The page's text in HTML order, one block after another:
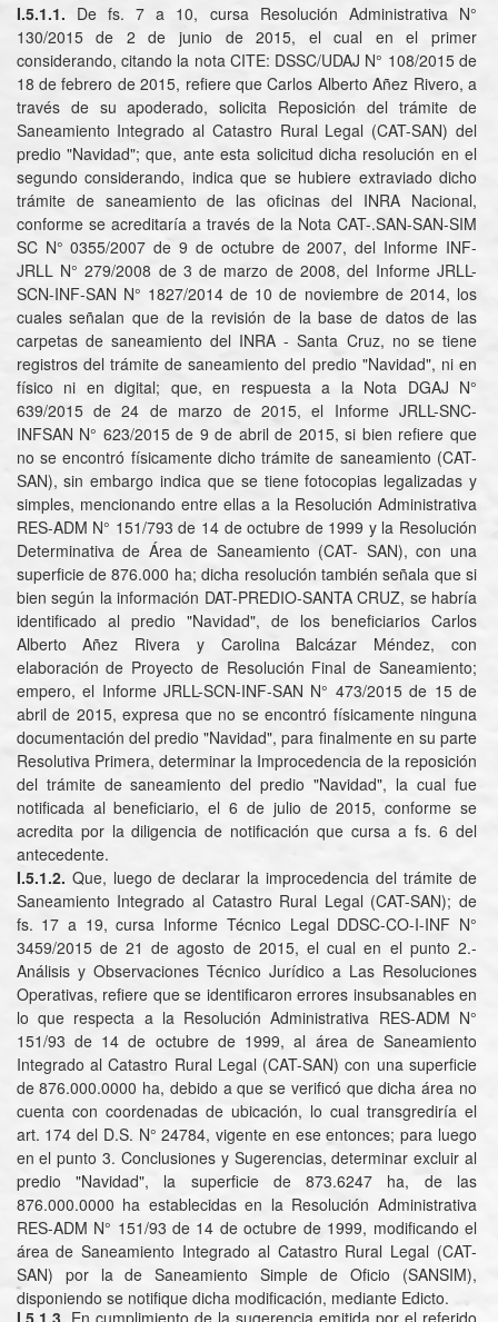
I.5.1.1. De fs. 7 a 10, cursa Resolución Administrativa N°
130/2015 de 2 de junio de 2015, el cual en el primer
considerando, citando la nota CITE: DSSC/UDAJ N° 108/2015 de
18 de febrero de 2015, refiere que Carlos Alberto Añez Rivero, a
través de su apoderado, solicita Reposición del trámite de
Saneamiento Integrado al Catastro Rural Legal (CAT-SAN) del
predio "Navidad"; que, ante esta solicitud dicha resolución en el
segundo considerando, indica que se hubiere extraviado dicho
trámite de saneamiento de las oficinas del INRA Nacional,
conforme se acreditaría a través de la Nota CAT-.SAN-SAN-SIM
SC N° 0355/2007 de 9 de octubre de 2007, del Informe INF-
JRLL N° 279/2008 de 3 de marzo de 2008, del Informe JRLL-
SCN-INF-SAN N° 1827/2014 de 10 de noviembre de 2014, los
cuales señalan que de la revisión de la base de datos de las
carpetas de saneamiento del INRA - Santa Cruz, no se tiene
registros del trámite de saneamiento del predio "Navidad", ni en
físico ni en digital; que, en respuesta a la Nota DGAJ N°
639/2015 de 24 de marzo de 2015, el Informe JRLL-SNC-
INFSAN N° 623/2015 de 9 de abril de 2015, si bien refiere que
no se encontró físicamente dicho trámite de saneamiento (CAT-
SAN), sin embargo indica que se tiene fotocopias legalizadas y
simples, mencionando entre ellas a la Resolución Administrativa
RES-ADM N° 151/793 de 14 de octubre de 1999 y la Resolución
Determinativa de Área de Saneamiento (CAT- SAN), con una
superficie de 876.000 ha; dicha resolución también señala que si
bien según la información DAT-PREDIO-SANTA CRUZ, se habría
identificado al predio "Navidad", de los beneficiarios Carlos
Alberto Añez Rivera y Carolina Balcázar Méndez, con
elaboración de Proyecto de Resolución Final de Saneamiento;
empero, el Informe JRLL-SCN-INF-SAN N° 473/2015 de 15 de
abril de 2015, expresa que no se encontró físicamente ninguna
documentación del predio "Navidad", para finalmente en su parte
Resolutiva Primera, determinar la Improcedencia de la reposición
del trámite de saneamiento del predio "Navidad", la cual fue
notificada al beneficiario, el 6 de julio de 2015, conforme se
acredita por la diligencia de notificación que cursa a fs. 6 del
antecedente.
I.5.1.2. Que, luego de declarar la improcedencia del trámite de
Saneamiento Integrado al Catastro Rural Legal (CAT-SAN); de
fs. 17 a 19, cursa Informe Técnico Legal DDSC-CO-I-INF N°
3459/2015 de 21 de agosto de 2015, el cual en el punto 2.-
Análisis y Observaciones Técnico Jurídico a Las Resoluciones
Operativas, refiere que se identificaron errores insubsanables en
lo que respecta a la Resolución Administrativa RES-ADM N°
151/93 de 14 de octubre de 1999, al área de Saneamiento
Integrado al Catastro Rural Legal (CAT-SAN) con una superficie
de 876.000.0000 ha, debido a que se verificó que dicha área no
cuenta con coordenadas de ubicación, lo cual transgrediría el
art. 174 del D.S. N° 24784, vigente en ese entonces; para luego
en el punto 3. Conclusiones y Sugerencias, determinar excluir al
predio "Navidad", la superficie de 873.6247 ha, de las
876.000.0000 ha establecidas en la Resolución Administrativa
RES-ADM N° 151/93 de 14 de octubre de 1999, modificando el
área de Saneamiento Integrado al Catastro Rural Legal (CAT-
SAN) por la de Saneamiento Simple de Oficio (SANSIM),
disponiendo se notifique dicha modificación, mediante Edicto.